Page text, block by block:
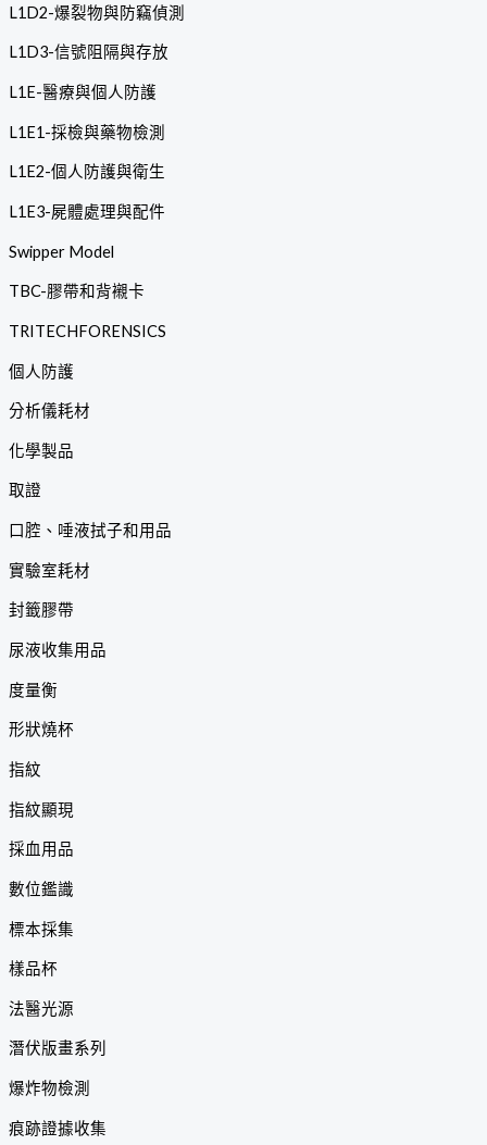
L1D2-爆裂物與防竊偵測
L1D3-信號阻隔與存放
L1E-醫療與個人防護
L1E1-採檢與藥物檢測
L1E2-個人防護與衛生
L1E3-屍體處理與配件
Swipper Model
TBC-膠帶和背襯卡
TRITECHFORENSICS
個人防護
分析儀耗材
化學製品
取證
口腔、唾液拭子和用品
實驗室耗材
封籤膠帶
尿液收集用品
度量衡
形狀燒杯
指紋
指紋顯現
採血用品
數位鑑識
標本採集
樣品杯
法醫光源
潛伏版畫系列
爆炸物檢測
痕跡證據收集